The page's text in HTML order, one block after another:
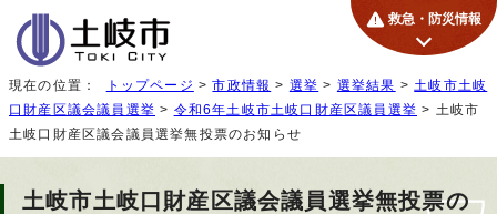
救急・防災情報
現在の位置： トップページ >市政情報 > 選挙 > 選挙結果 >土岐市土岐
口財産区議会議員選挙 > 令和6年土岐市土岐口財産区議員選挙 > 土岐市
土岐口財産区議会議員選挙無投票のお知らせ
土岐市土岐口財産区議会議員選挙無投票の